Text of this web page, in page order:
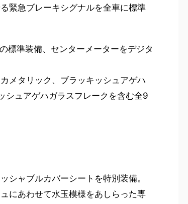
緊急ブレーキシグナルを全車に標準
標準装備、センターメーターをデジタ
メタリック、ブラッキッシュアゲハ
シュアゲハガラスフレークを含む全9
シャブルカバーシートを特別装備。
にあわせて水玉模様をあしらった専